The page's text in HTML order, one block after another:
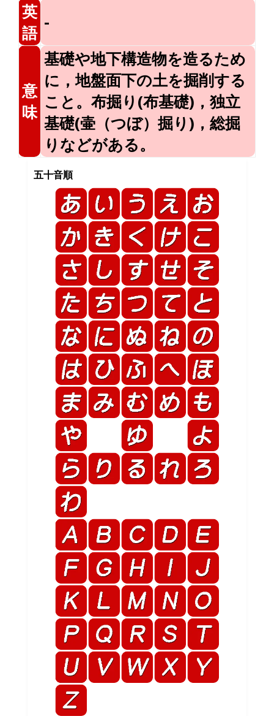
英
語
-
意
味
基礎や地下構造物を造るため
に，地盤面下の土を掘削する
こと。布掘り(布基礎)，独立
基礎(壷（つぼ）掘り)，総掘
りなどがある。
五十音順